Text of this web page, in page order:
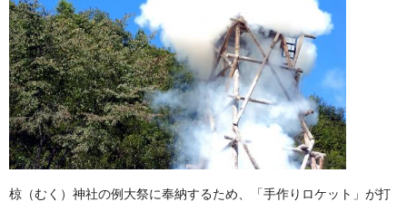
椋（むく）神社の例大祭に奉納するため、「手作りロケット」が打